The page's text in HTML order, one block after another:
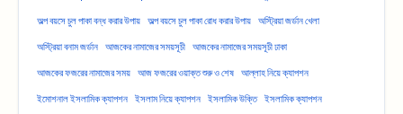
অল্প বয়সে চুল পাকা বন্ধ করার উপায় অল্প বয়সে চুল পাকা রোধ করার উপায় অস্ট্রিয়া জর্ডান খেলা
অস্ট্রিয়া বনাম জর্ডান আজকের নামাজের সময়সূচী আজকের নামাজের সময়সূচী ঢাকা
আজকের ফজরের নামাজের সময় আজ ফজরের ওয়াক্ত শুরু ও শেষ আল্লাহ নিয়ে ক্যাপশন
ইমোশনাল ইসলামিক ক্যাপশন ইসলাম নিয়ে ক্যাপশন ইসলামিক উক্তি ইসলামিক ক্যাপশন